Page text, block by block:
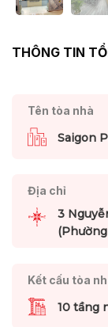
THÔNG TIN
Tên tòa nhà
Saigon
Địa chỉ
3
Kết cấu tòa
10 tầng